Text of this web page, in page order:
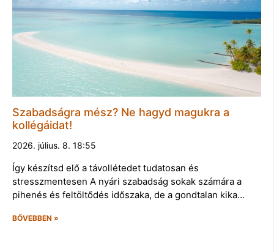
Szabadságra mész? Ne hagyd magukra a
kollégáidat!
2026. július. 8. 18:55
Így készítsd elő a távollétedet tudatosan és
stresszmentesen A nyári szabadság sokak számára a
pihenés és feltöltődés időszaka, de a gondtalan kika…
BŐVEBBEN »